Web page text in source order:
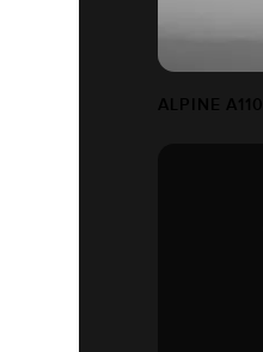
ALPINE A110